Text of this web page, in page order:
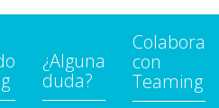
¿Alguna
duda?
Colabora
con
Teaming